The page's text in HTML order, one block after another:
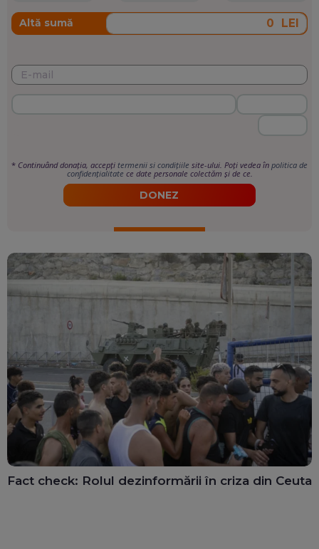
Altă sumă LEI
* Continuând donația, accepți termenii si condițiile site-ului. Poți vedea în politica de
confidențialitate ce date personale colectăm și de ce.
DONEZ
Fact check: Rolul dezinformării în criza din Ceuta